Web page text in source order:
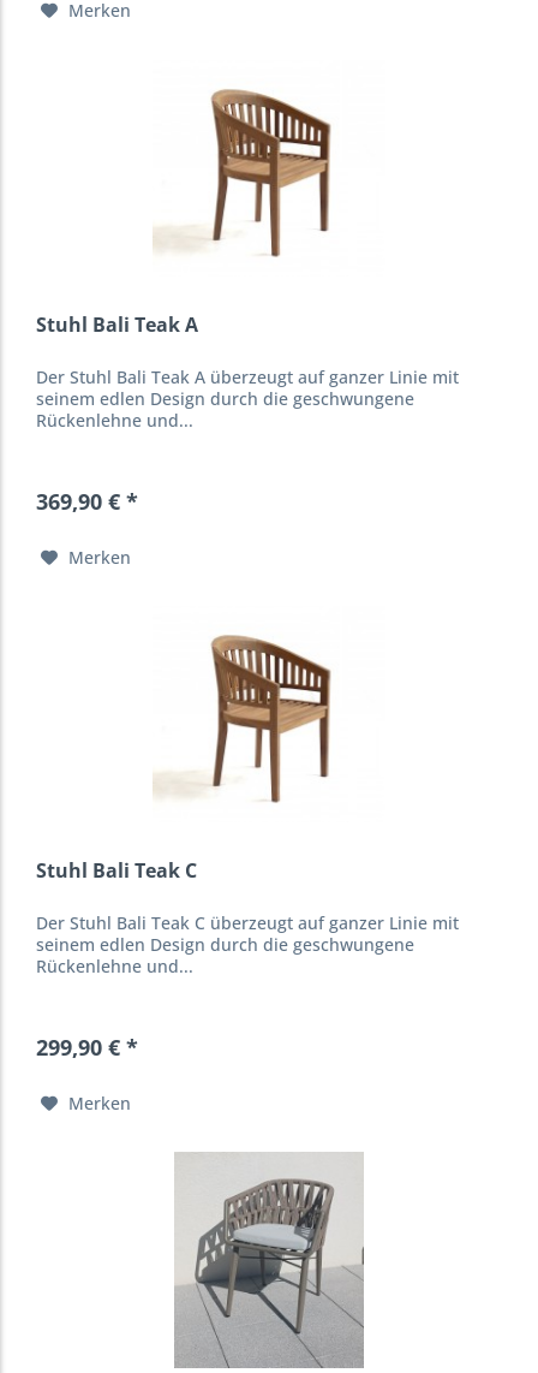
Merken
Stuhl Bali Teak A
Der Stuhl Bali Teak A überzeugt auf ganzer Linie mit
seinem edlen Design durch die geschwungene
Rückenlehne und...
369,90 € *
Merken
Stuhl Bali Teak C
Der Stuhl Bali Teak C überzeugt auf ganzer Linie mit
seinem edlen Design durch die geschwungene
Rückenlehne und...
299,90 € *
Merken